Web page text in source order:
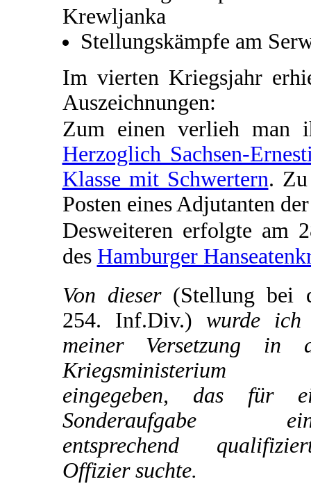
Krewljanka
Stellungskämpfe am
Im vierten Kriegsjahr
Auszeichnungen:
Zum einen verlieh
Herzoglich Sachsen-
Klasse mit Schwertern. Zu
Posten eines Adjutanten
Desweiteren erfolgte am
des Hamburger
Von dieser (Stellung bei
254. Inf.Div.) wurde ich
meiner Versetzung in
Kriegsministerium
eingegeben, das für
Sonderaufgabe
entsprechend
Offizier suchte.